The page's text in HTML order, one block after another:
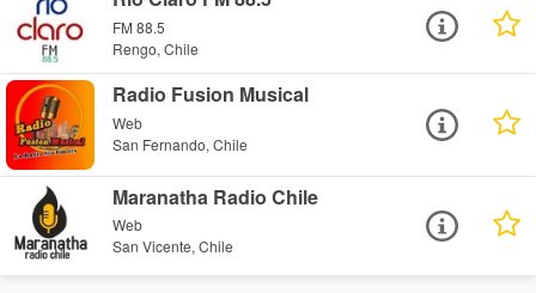
FM 88.5
Rengo, Chile
Radio Fusion Musical
Web
San Fernando, Chile
Maranatha Radio Chile
Web
San Vicente, Chile